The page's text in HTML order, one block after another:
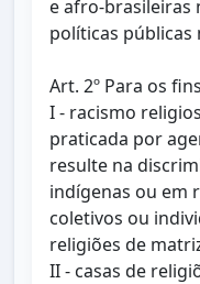
e afro-brasileiras
políticas públicas
Art. 2º Para os
I - racismo
praticada por
resulte na
indígenas ou em
coletivos ou
religiões de
II - casas de